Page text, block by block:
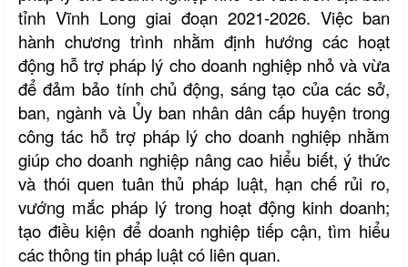
tỉnh Vĩnh Long giai đoạn 2021-2026. Việc ban
hành chương trình nhằm định hướng các hoạt
động hỗ trợ pháp lý cho doanh nghiệp nhỏ và vừa
để đảm bảo tính chủ động, sáng tạo của các sở,
ban, ngành và Ủy ban nhân dân cấp huyện trong
công tác hỗ trợ pháp lý cho doanh nghiệp nhằm
giúp cho doanh nghiệp nâng cao hiểu biết, ý thức
và thói quen tuân thủ pháp luật, hạn chế rủi ro,
vướng mắc pháp lý trong hoạt động kinh doanh;
tạo điều kiện để doanh nghiệp tiếp cận, tìm hiểu
các thông tin pháp luật có liên quan.